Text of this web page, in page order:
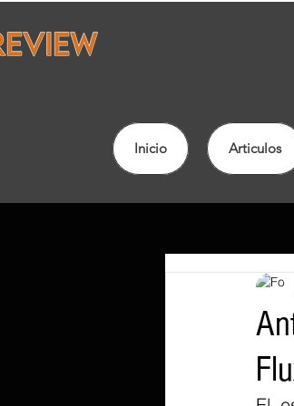
Inicio Articulos